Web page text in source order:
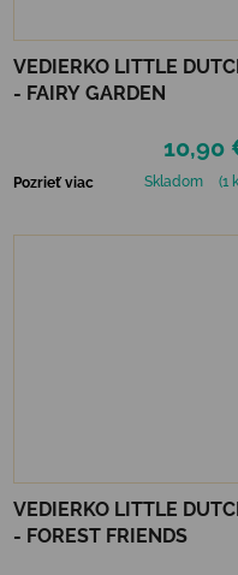
VEDIERKO LITTLE
- FAIRY GARDEN
10,90
Pozrieť viac Skladom (1
VEDIERKO LITTLE
- FOREST FRIENDS